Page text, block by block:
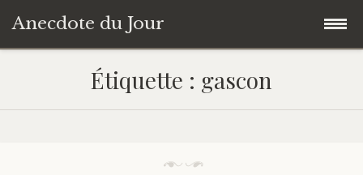
Anecdote du Jour
contenu
Livres de Culture Générale
Étiquette : gascon